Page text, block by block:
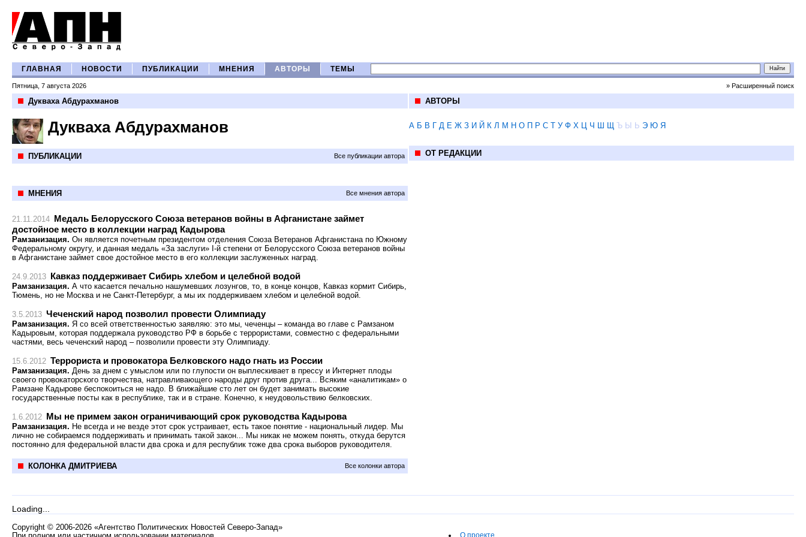
ГЛАВНАЯ НОВОСТИ ПУБЛИКАЦИИ МНЕНИЯ АВТОРЫ ТЕМЫ
Пятница, 7 августа 2026 » Расширенный поиск
Дукваха Абдурахманов
Дукваха Абдурахманов
ПУБЛИКАЦИИ Все публикации автора
МНЕНИЯ Все мнения автора
21.11.2014 Медаль Белорусского Союза ветеранов войны в Афганистане займет
достойное место в коллекции наград Кадырова
Рамзанизация. Он является почетным президентом отделения Союза Ветеранов Афганистана по Южному
Федеральному округу, и данная медаль «За заслуги» I-й степени от Белорусского Союза ветеранов войны
в Афганистане займет свое достойное место в его коллекции заслуженных наград.
24.9.2013 Кавказ поддерживает Сибирь хлебом и целебной водой
Рамзанизация. А что касается печально нашумевших лозунгов, то, в конце концов, Кавказ кормит Сибирь,
Тюмень, но не Москва и не Санкт-Петербург, а мы их поддерживаем хлебом и целебной водой.
3.5.2013 Чеченский народ позволил провести Олимпиаду
Рамзанизация. Я со всей ответственностью заявляю: это мы, чеченцы – команда во главе с Рамзаном
Кадыровым, которая поддержала руководство РФ в борьбе с террористами, совместно с федеральными
частями, весь чеченский народ – позволили провести эту Олимпиаду.
15.6.2012 Террориста и провокатора Белковского надо гнать из России
Рамзанизация. День за днем с умыслом или по глупости он выплескивает в прессу и Интернет плоды
своего провокаторского творчества, натравливающего народы друг против друга... Всяким «аналитикам» о
Рамзане Кадырове беспокоиться не надо. В ближайшие сто лет он будет занимать высокие
государственные посты как в республике, так и в стране. Конечно, к неудовольствию белковских.
1.6.2012 Мы не примем закон ограничивающий срок руководства Кадырова
Рамзанизация. Не всегда и не везде этот срок устраивает, есть такое понятие - национальный лидер. Мы
лично не собираемся поддерживать и принимать такой закон... Мы никак не можем понять, откуда берутся
постоянно для федеральной власти два срока и для республик тоже два срока выборов руководителя.
КОЛОНКА ДМИТРИЕВА Все колонки автора
АВТОРЫ
А Б В Г Д Е Ж З И Й К Л М Н О П Р С Т У Ф Х Ц Ч Ш Щ Ъ Ы Ь Э Ю Я
ОТ РЕДАКЦИИ
Loading...
Copyright © 2006-2026 «Агентство Политических Новостей Северо-Запад»
О проекте